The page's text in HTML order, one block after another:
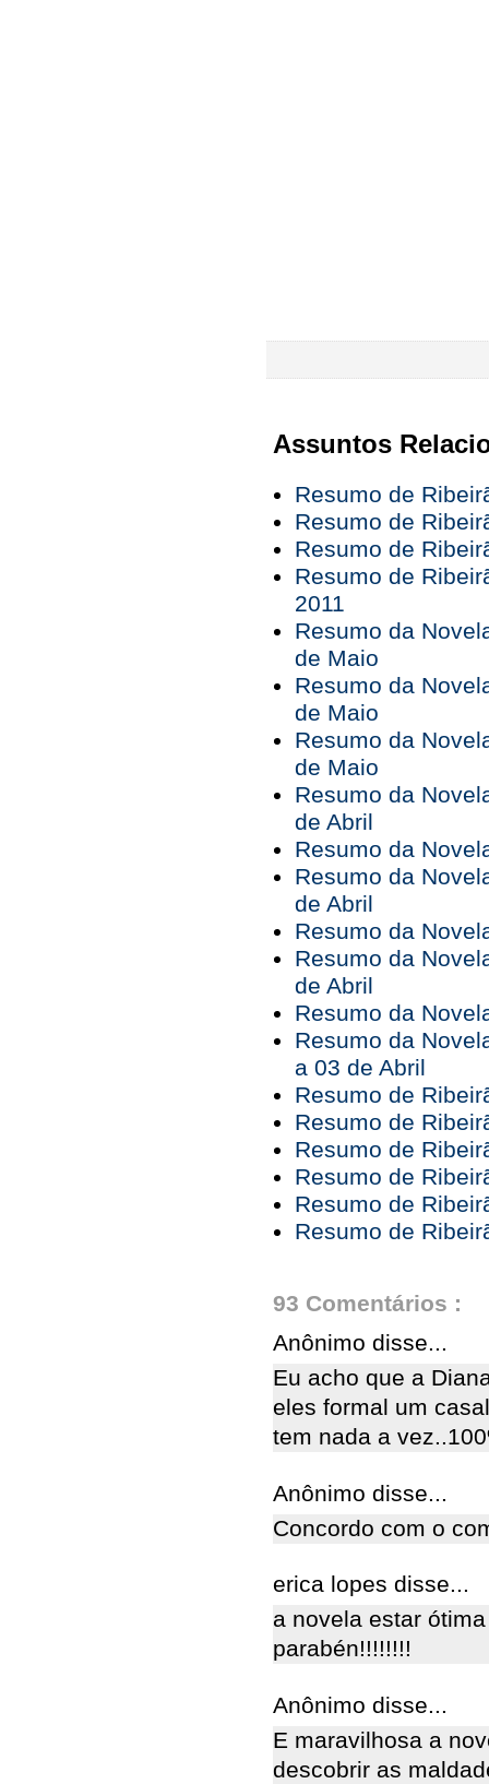
Assuntos
Resumo de
Resumo de
Resumo de
Resumo de
2011
Resumo da
de Maio
Resumo da
de Maio
Resumo da
de Maio
Resumo da
de Abril
Resumo da
Resumo da
de Abril
Resumo da
Resumo da
de Abril
Resumo da
Resumo da
a 03 de Abril
Resumo de
Resumo de
Resumo de
Resumo de
Resumo de
Resumo de
93 Comentários :
Anônimo disse...
Eu acho que a
eles formal um
tem nada a
Anônimo disse...
Concordo com o
erica lopes disse...
a novela estar
parabén!!!!!!!!
Anônimo disse...
E maravilhosa a
descobrir as